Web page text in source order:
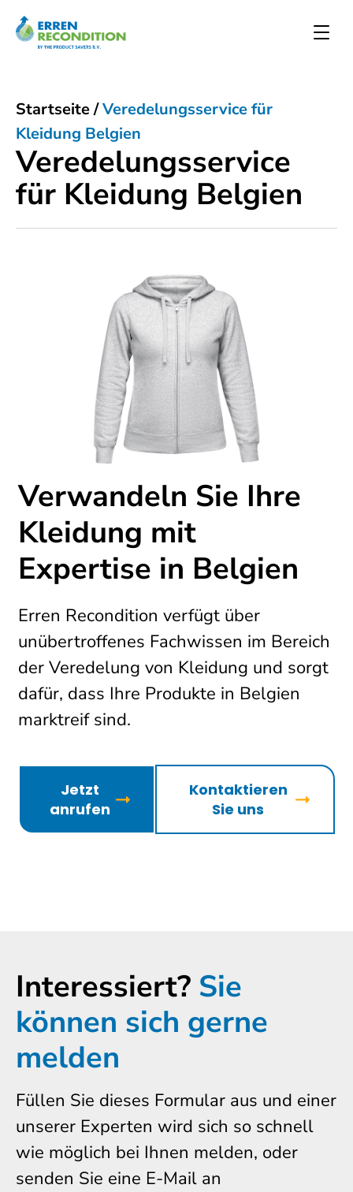
Veredelungsservice
für Kleidung Belgien
Startseite/Veredelungsservice für
Kleidung Belgien
Verwandeln Sie Ihre
Kleidung mit
Expertise in Belgien
Erren Recondition verfügt über
unübertroffenes Fachwissen im Bereich
der Veredelung von Kleidung und sorgt
dafür, dass Ihre Produkte in Belgien
marktreif sind.
Jetzt
anrufen
Kontaktieren
Sie uns
Interessiert? Sie
können sich gerne
melden
Füllen Sie dieses Formular aus und einer
unserer Experten wird sich so schnell
wie möglich bei Ihnen melden, oder
senden Sie eine E-Mail an